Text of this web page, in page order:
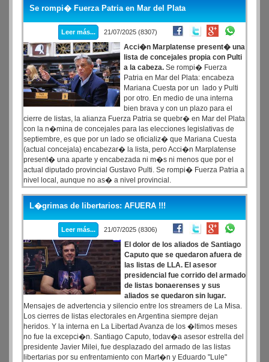
Se rompi� Fuerza Patria en Mar del Plata
Leer más... 21/07/2025 (8307)
Acci�n Marplatense present� una
lista de concejales propia con Pulti
a la cabeza. Se rompi� Fuerza
Patria en Mar del Plata: encabeza
Mariana Cuesta por un lado y Pulti
por otro. En medio de una interna
bien brava y con un plazo para el
cierre de listas, la alianza Fuerza Patria se quebr� en Mar del Plata
con la n�mina de concejales para las elecciones legislativas de
septiembre, es que por un lado se oficializ� que Mariana Cuesta
(actual concejala) encabezar� la lista, pero Acci�n Marplatense
present� una aparte y encabezada ni m�s ni menos que por el
actual diputado provincial Gustavo Pulti. Se rompi� Fuerza Patria a
nivel local, aunque no as� a nivel provincial.
L�grimas de libertarios: AFUERA !!!
Leer más... 21/07/2025 (8306)
El dolor de los aliados de Santiago
Caputo que se quedaron afuera de
las listas de LLA. El asesor
presidencial fue corrido del armado
de listas bonaerenses y sus
aliados se quedaron sin lugar.
Mensajes de advertencia y silencio entre los streamers de La Misa.
Los cierres de listas electorales en Argentina siempre dejan
heridos. Y la interna en La Libertad Avanza de los �ltimos meses
no fue la excepci�n. Santiago Caputo, todav�a asesor estrella del
presidente Javier Milei, fue desplazado del armado de las listas
libertarias por su enfrentamiento con Mart�n y Eduardo "Lule"